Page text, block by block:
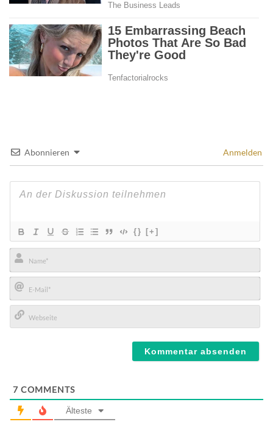
Abonnieren Anmelden
{} [+]
Name*
E-
Mail*
7 COMMENTS
Älteste